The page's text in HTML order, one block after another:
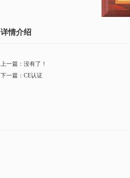
详情介绍
上一篇：没有了！
下一篇： CE认证